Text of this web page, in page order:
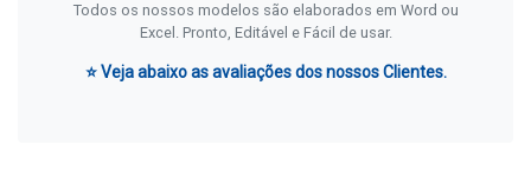
Todos os nossos modelos são elaborados em Word ou
Excel. Pronto, Editável e Fácil de usar.
⭐ Veja abaixo as avaliações dos nossos Clientes.